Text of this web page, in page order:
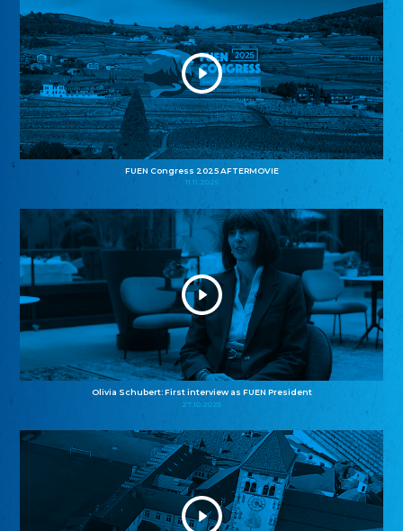
FUEN Congress 2025 AFTERMOVIE
11.11.2025
Olivia Schubert: First interview as FUEN President
27.10.2025